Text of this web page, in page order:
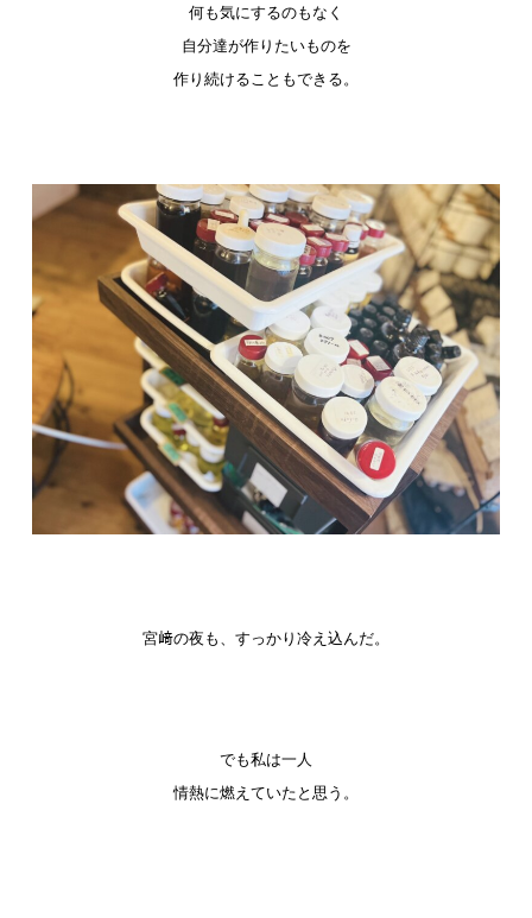
何も気にするのもなく
自分達が作りたいものを
作り続けることもできる。
宮﨑の夜も、すっかり冷え込んだ。
でも私は一人
情熱に燃えていたと思う。